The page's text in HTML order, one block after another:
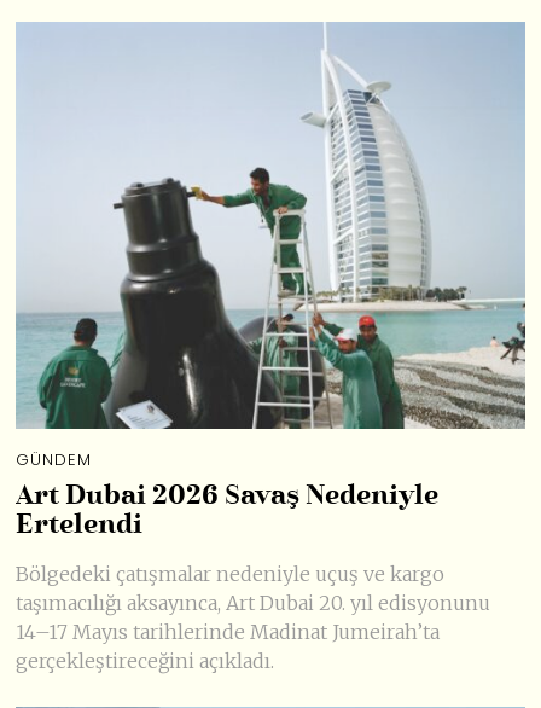
GÜNDEM
Art Dubai 2026 Savaş Nedeniyle
Ertelendi
Bölgedeki çatışmalar nedeniyle uçuş ve kargo
taşımacılığı aksayınca, Art Dubai 20. yıl edisyonunu
14–17 Mayıs tarihlerinde Madinat Jumeirah’ta
gerçekleştireceğini açıkladı.